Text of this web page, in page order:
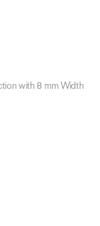
with 8 mm Width